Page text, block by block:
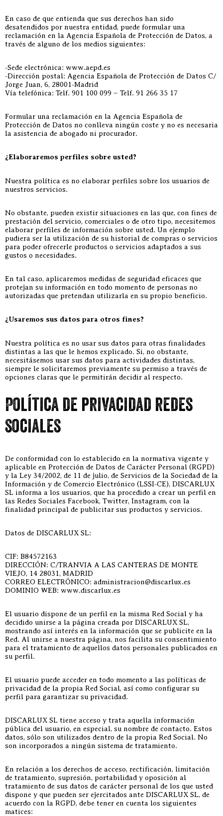
En caso de que entienda que sus derechos han sido
desatendidos por nuestra entidad, puede formular una
reclamación en la Agencia Española de Protección de Datos, a
través de alguno de los medios siguientes:
-Sede electrónica: www.aepd.es
-Dirección postal: Agencia Española de Protección de Datos C/
Jorge Juan, 6, 28001-Madrid
Vía telefónica: Telf. 901 100 099 – Telf. 91 266 35 17
Formular una reclamación en la Agencia Española de
Protección de Datos no conlleva ningún coste y no es necesaria
la asistencia de abogado ni procurador.
¿Elaboraremos perfiles sobre usted?
Nuestra política es no elaborar perfiles sobre los usuarios de
nuestros servicios.
No obstante, pueden existir situaciones en las que, con fines de
prestación del servicio, comerciales o de otro tipo, necesitemos
elaborar perfiles de información sobre usted. Un ejemplo
pudiera ser la utilización de su historial de compras o servicios
para poder ofrecerle productos o servicios adaptados a sus
gustos o necesidades.
En tal caso, aplicaremos medidas de seguridad eficaces que
protejan su información en todo momento de personas no
autorizadas que pretendan utilizarla en su propio beneficio.
¿Usaremos sus datos para otros fines?
Nuestra política es no usar sus datos para otras finalidades
distintas a las que le hemos explicado. Si, no obstante,
necesitásemos usar sus datos para actividades distintas,
siempre le solicitaremos previamente su permiso a través de
opciones claras que le permitirán decidir al respecto.
Política de privacidad redes
sociales
De conformidad con lo establecido en la normativa vigente y
aplicable en Protección de Datos de Carácter Personal (RGPD)
y la Ley 34/2002, de 11 de julio, de Servicios de la Sociedad de la
Información y de Comercio Electrónico (LSSI-CE), DISCARLUX
SL informa a los usuarios, que ha procedido a crear un perfil en
las Redes Sociales Facebook, Twitter, Instagram, con la
finalidad principal de publicitar sus productos y servicios.
Datos de DISCARLUX SL:
CIF: B84572163
DIRECCIÓN: C/TRANVIA A LAS CANTERAS DE MONTE
VIEJO, 14 28031, MADRID
CORREO ELECTRÓNICO: administracion@discarlux.es
DOMINIO WEB: www.discarlux.es
El usuario dispone de un perfil en la misma Red Social y ha
decidido unirse a la página creada por DISCARLUX SL,
mostrando así interés en la información que se publicite en la
Red. Al unirse a nuestra página, nos facilita su consentimiento
para el tratamiento de aquellos datos personales publicados en
su perfil.
El usuario puede acceder en todo momento a las políticas de
privacidad de la propia Red Social, así como configurar su
perfil para garantizar su privacidad.
DISCARLUX SL tiene acceso y trata aquella información
pública del usuario, en especial, su nombre de contacto. Estos
datos, sólo son utilizados dentro de la propia Red Social. No
son incorporados a ningún sistema de tratamiento.
En relación a los derechos de acceso, rectificación, limitación
de tratamiento, supresión, portabilidad y oposición al
tratamiento de sus datos de carácter personal de los que usted
dispone y que pueden ser ejercitados ante DISCARLUX SL, de
acuerdo con la RGPD, debe tener en cuenta los siguientes
matices: